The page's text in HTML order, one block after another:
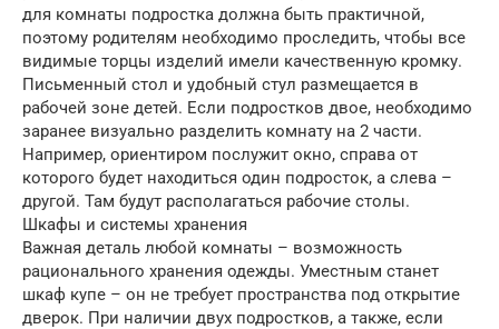
для комнаты подростка должна быть практичной,
поэтому родителям необходимо проследить, чтобы все
видимые торцы изделий имели качественную кромку.
Письменный стол и удобный стул размещается в
рабочей зоне детей. Если подростков двое, необходимо
заранее визуально разделить комнату на 2 части.
Например, ориентиром послужит окно, справа от
которого будет находиться один подросток, а слева –
другой. Там будут располагаться рабочие столы.
Шкафы и системы хранения
Важная деталь любой комнаты – возможность
рационального хранения одежды. Уместным станет
шкаф купе – он не требует пространства под открытие
дверок. При наличии двух подростков, а также, если